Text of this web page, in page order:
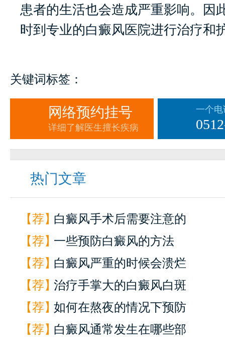
患者的生活也会造成严重影响。因
时到专业的白癜风医院进行治疗和
关键词标签：
网络预约挂号
详细了解医生擅长疾病
一个
热门文章
【荐】白癜风手术后需要注意的
【荐】一些预防白癜风的方法
【荐】白癜风严重的时候会溃烂
【荐】治疗手掌大的白癜风白斑
【荐】如何在熬夜的情况下预防
【荐】白癜风通常发生在哪些部